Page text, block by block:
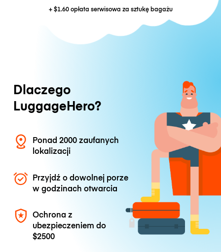
+$1.60opłata serwisowa za sztukę bagażu
Dlaczego
LuggageHero?
Ponad 2000 zaufanych
lokalizacji
Przyjdź o dowolnej porze
w godzinach otwarcia
Ochrona z
ubezpieczeniem do
$2500